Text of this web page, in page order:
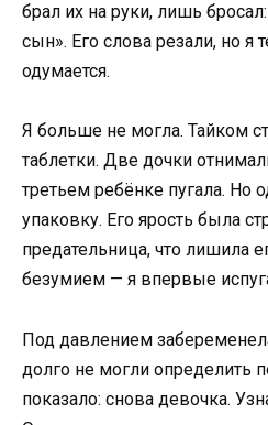
брал их на руки, лишь
сын». Его слова резали, но я
одумается.
Я больше не могла. Тайком
таблетки. Две дочки
третьем ребёнке пугала.
упаковку. Его ярость была
предательница, что лишила
безумием — я впервые
Под давлением
долго не могли определить
показало: снова девочка.